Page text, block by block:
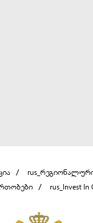
rus_Invest In